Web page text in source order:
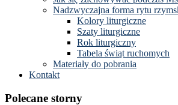
Nadzwyczajna forma rytu
Kolory liturgiczne
Szaty liturgiczne
Rok liturgiczny
Tabela świąt ruchomych
Materiały do pobrania
Kontakt
Polecane storny